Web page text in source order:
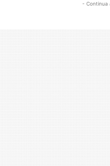
- Continua